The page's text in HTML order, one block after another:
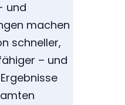
und
machen
schneller,
– und